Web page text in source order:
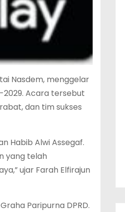
Nasdem, menggelar
Acara tersebut
dan tim sukses
Habib Alwi Assegaf.
yang telah
ujar Farah Elfirajun
Paripurna DPRD.